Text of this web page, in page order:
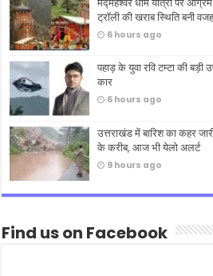
ट्रॉली की खराब स्थिति बनी
6 hours ago
पहाड़ के युवा रवि टम्टा की बड़ी
कार
6 hours ago
उत्तराखंड में बारिश का कहर
के करीब, आज भी येलो अलर्ट
9 hours ago
Find us on Facebook